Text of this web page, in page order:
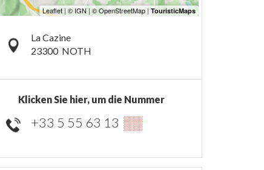
La Cazine
23300 NOTH
Klicken Sie hier, um die Nummer
+33 5 55 63 13 ▒▒